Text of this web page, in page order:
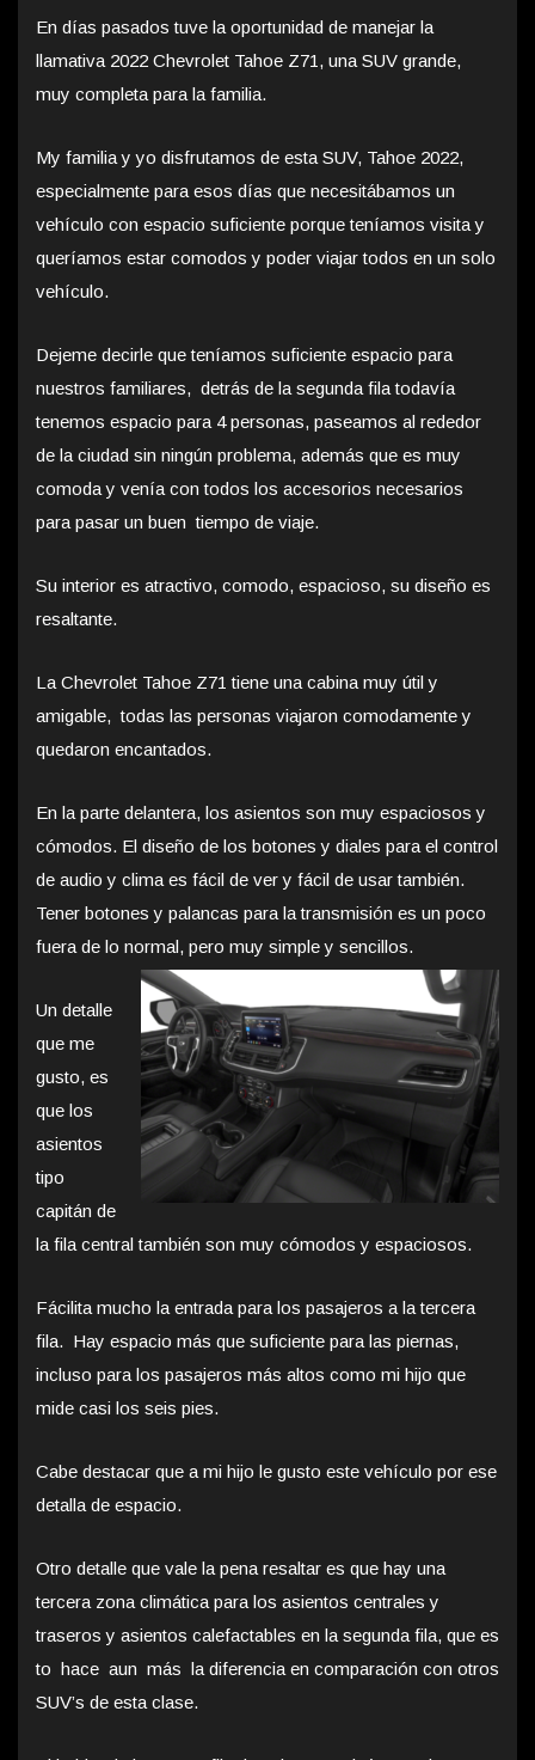
En días pasados tuve la oportunidad de manejar la
llamativa 2022 Chevrolet Tahoe Z71, una SUV grande,
muy completa para la familia.
My familia y yo disfrutamos de esta SUV, Tahoe 2022,
especialmente para esos días que necesitábamos un
vehículo con espacio suficiente porque teníamos visita y
queríamos estar comodos y poder viajar todos en un solo
vehículo.
Dejeme decirle que teníamos suficiente espacio para
nuestros familiares, detrás de la segunda fila todavía
tenemos espacio para 4 personas, paseamos al rededor
de la ciudad sin ningún problema, además que es muy
comoda y venía con todos los accesorios necesarios
para pasar un buen tiempo de viaje.
Su interior es atractivo, comodo, espacioso, su diseño es
resaltante.
La Chevrolet Tahoe Z71 tiene una cabina muy útil y
amigable, todas las personas viajaron comodamente y
quedaron encantados.
En la parte delantera, los asientos son muy espaciosos y
cómodos. El diseño de los botones y diales para el control
de audio y clima es fácil de ver y fácil de usar también.
Tener botones y palancas para la transmisión es un poco
fuera de lo normal, pero muy simple y sencillos.
Un detalle
que me
gusto, es
que los
asientos
tipo
capitán de
la fila central también son muy cómodos y espaciosos.
Fácilita mucho la entrada para los pasajeros a la tercera
fila. Hay espacio más que suficiente para las piernas,
incluso para los pasajeros más altos como mi hijo que
mide casi los seis pies.
Cabe destacar que a mi hijo le gusto este vehículo por ese
detalla de espacio.
Otro detalle que vale la pena resaltar es que hay una
tercera zona climática para los asientos centrales y
traseros y asientos calefactables en la segunda fila, que es
to hace aun más la diferencia en comparación con otros
SUV’s de esta clase.